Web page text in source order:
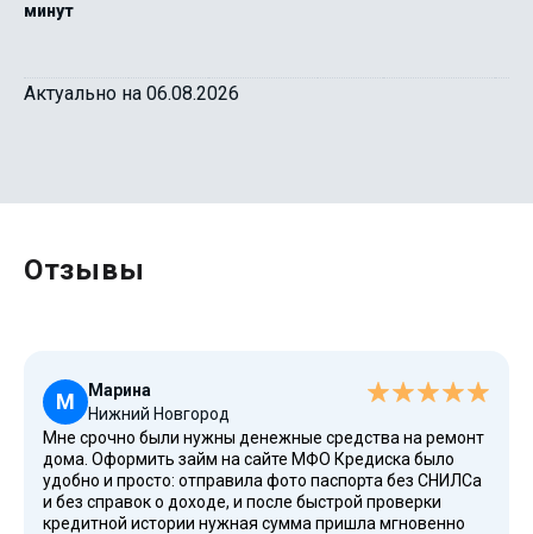
минут
Актуально на 06.08.2026
Отзывы
М
Марина
Нижний Новгород
Мне срочно были нужны денежные средства на ремонт
дома. Оформить займ на сайте МФО Кредиска было
удобно и просто: отправила фото паспорта без СНИЛСа
и без справок о доходе, и после быстрой проверки
кредитной истории нужная сумма пришла мгновенно